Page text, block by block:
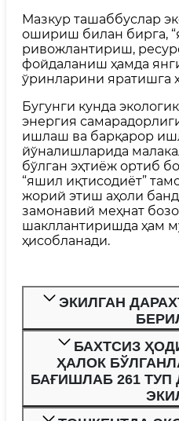
Мазкур ташаббуслар
ошириш билан бирга,
ривожлантириш,
фойдаланиш ҳамда
ўринларини яратишга
Бугунги кунда
энергия
ишлаш ва барқарор
йўналишларида
бўлган эҳтиёж ортиб
“яшил иқтисодиёт”
жорий этиш аҳоли
замонавий меҳнат
шакллантиришда ҳам
ҳисобланади.
ЭКИЛГАН
БАХТСИЗ
ҲАЛОК
БАҒИШЛАБ 261 ТУП